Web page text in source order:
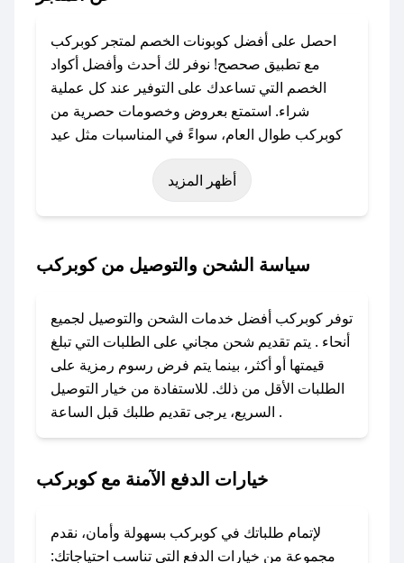
احصل على أفضل كوبونات الخصم لمتجر كوبركب
مع تطبيق صحصح! نوفر لك أحدث وأفضل أكواد
الخصم التي تساعدك على التوفير عند كل عملية
شراء. استمتع بعروض وخصومات حصرية من
كوبركب طوال العام، سواءً في المناسبات مثل عيد
الفطر، عيد الأضحى، الجمعة البيضاء (شهر نوفمبر)،
رمضان، اليوم الوطني، يوم التأسيس، أو حتى عروض
باستخدام تطبيق صحصح، يمكنك العثور بسهولة على
تواصل معنا عبر تويتر أو البريد الإلكتروني لإضافته
بسرعة.
### كيفية استخدام كود خصم كوبركب؟
1. انسخ كود الخصم من تطبيق صحصح.
2. الصقه في خانة الدفع عند التسوق من كوبركب.
### ماذا أفعل إذا لم يعمل كود الخصم؟
الرسائل الخاصة على تويتر أو البريد الإلكتروني،
وسنقوم بحل المشكلة في أسرع وقت ممكن.
أظهر المزيد
سياسة الشحن والتوصيل من كوبركب
توفر كوبركب أفضل خدمات الشحن والتوصيل لجميع
أنحاء . يتم تقديم شحن مجاني على الطلبات التي تبلغ
قيمتها أو أكثر، بينما يتم فرض رسوم رمزية على
الطلبات الأقل من ذلك. للاستفادة من خيار التوصيل
السريع، يرجى تقديم طلبك قبل الساعة .
خيارات الدفع الآمنة مع كوبركب
لإتمام طلباتك في كوبركب بسهولة وأمان، نقدم
مجموعة من خيارات الدفع التي تناسب احتياجاتك: